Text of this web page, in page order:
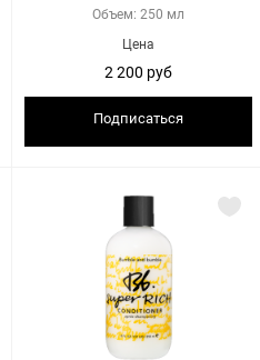
Объем: 250 мл
Цена
2 200 руб
Подписаться